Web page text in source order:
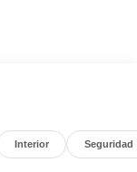
to tell you, it is
Interior Seguridad